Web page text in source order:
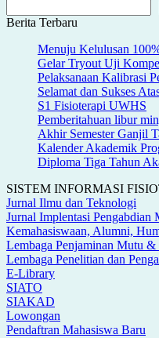
Berita Terbaru
Menuju Kelulusan
Gelar Tryout Uji
Pelaksanaan Kalibrasi
Selamat dan Sukses
S1 Fisioterapi UWHS
Pemberitahuan libur
Akhir Semester Ganjil
Kalender Akademik
Diploma Tiga Tahun
SISTEM INFORMASI
Jurnal Ilmu dan Teknologi
Jurnal Implentasi Pengabdian
Kemahasiswaan, Alumni,
Lembaga Penjaminan Mutu &
Lembaga Penelitian dan
E-Library
SIATO
SIAKAD
Lowongan
Pendaftran Mahasiswa Baru